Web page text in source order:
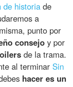
de historia de
a
punto por
consejo y por
de la trama.
al terminar Sin
hacer es un